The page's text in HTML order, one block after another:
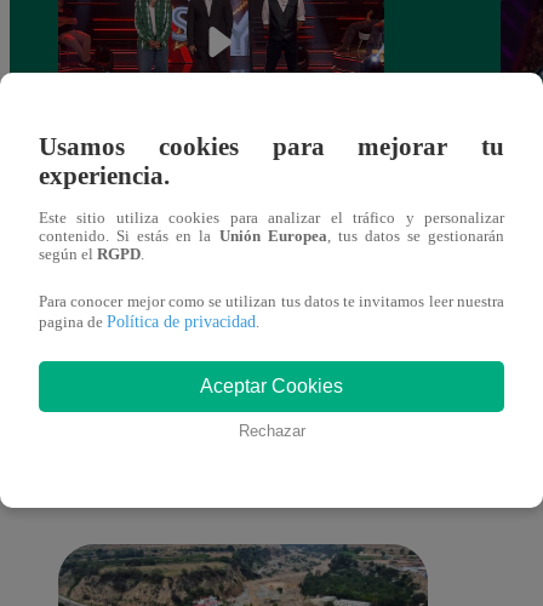
Yo Soy GRANDES BATALLAS: ¡El
Pájaro Gómez venció a Miguel Mateos y
mantuvo su silla de consagrado!
También te puede
Usamos cookies para mejorar tu
experiencia.
Este sitio utiliza cookies para analizar el tráfico y personalizar
contenido. Si estás en la Unión Europea, tus datos se gestionarán
según el RGPD.
Para conocer mejor como se utilizan tus datos te invitamos leer nuestra
pagina de Política de privacidad.
Aceptar Cookies
Rechazar